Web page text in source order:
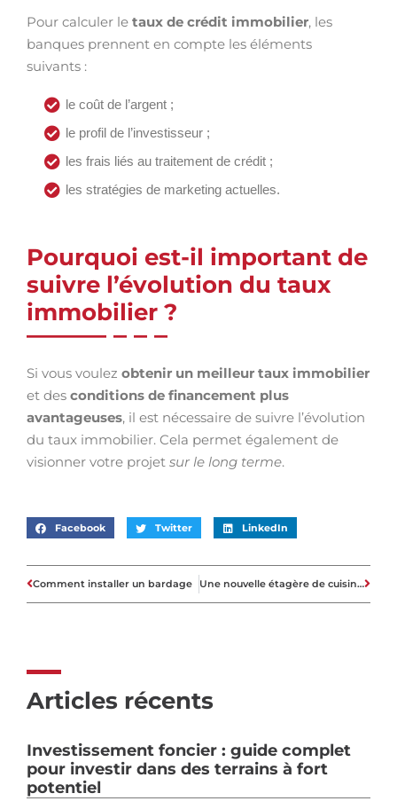
Pour calculer le taux de crédit immobilier, les
banques prennent en compte les éléments
suivants :
le coût de l’argent ;
le profil de l’investisseur ;
les frais liés au traitement de crédit ;
les stratégies de marketing actuelles.
Pourquoi est-il important de
suivre l’évolution du taux
immobilier ?
Si vous voulez obtenir un meilleur taux immobilier
et des conditions de financement plus
avantageuses, il est nécessaire de suivre l’évolution
du taux immobilier. Cela permet également de
visionner votre projet sur le long terme.
Facebook Twitter LinkedIn
Comment installer un bardage Une nouvelle étagère de cuisine !
Articles récents
Investissement foncier : guide complet
pour investir dans des terrains à fort
potentiel